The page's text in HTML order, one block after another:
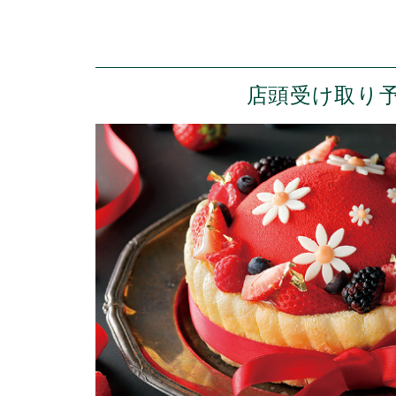
店頭受け取り